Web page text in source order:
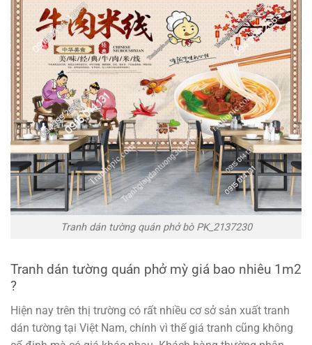
Tranh dán tường quán phở bò PK_2137230
Tranh dán tường quán phở mỳ giá bao nhiêu 1m2
?
Hiện nay trên thị trường có rất nhiều cơ sở sản xuất tranh
dán tường tại Việt Nam, chính vì thế giá tranh cũng không